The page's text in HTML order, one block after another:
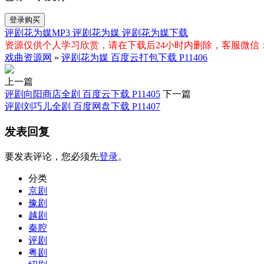
登录购买
评剧花为媒MP3 评剧花为媒 评剧花为媒下载
资源仅供个人学习欣赏，请在下载后24小时内删除，客服微信
戏曲资源网 » 评剧花为媒 百度云打包下载 P11406
上一篇
评剧向阳商店全剧 百度云下载 P11405 下一篇
评剧刘巧儿全剧 百度网盘下载 P11407
发表回复
要发表评论，您必须先登录。
分类
京剧
豫剧
越剧
秦腔
评剧
粤剧